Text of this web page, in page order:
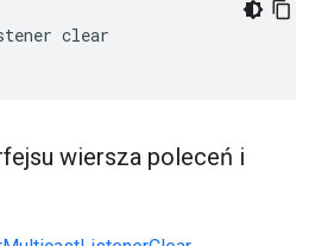
clear
wiersza poleceń i